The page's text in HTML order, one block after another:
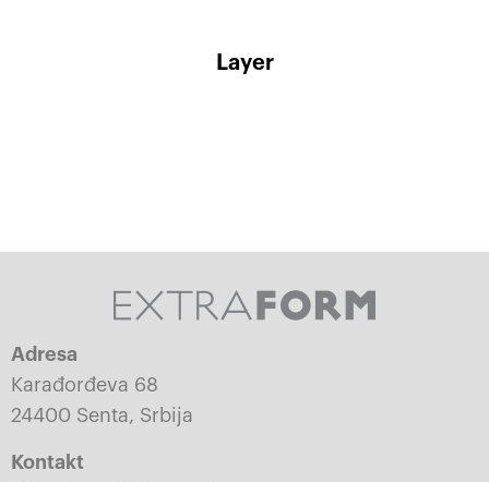
Layer
Adresa
Karađorđeva 68
24400 Senta, Srbija
Kontakt